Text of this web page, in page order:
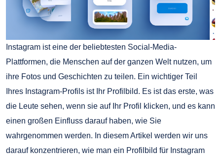
Instagram ist eine der beliebtesten Social-Media-
Plattformen, die Menschen auf der ganzen Welt nutzen, um
ihre Fotos und Geschichten zu teilen. Ein wichtiger Teil
Ihres Instagram-Profils ist Ihr Profilbild. Es ist das erste, was
die Leute sehen, wenn sie auf Ihr Profil klicken, und es kann
einen großen Einfluss darauf haben, wie Sie
wahrgenommen werden. In diesem Artikel werden wir uns
darauf konzentrieren, wie man ein Profilbild für Instagram